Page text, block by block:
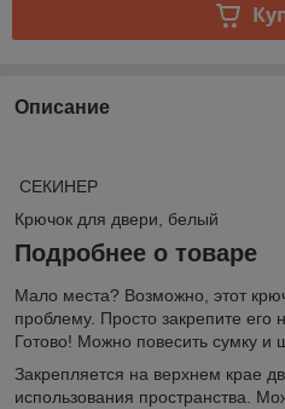
Описание
СЕКИНЕР
Крючок для двери, белый
Подробнее о товаре
Мало места? Возможно, этот
проблему. Просто закрепите его
Готово! Можно повесить сумку и
Закрепляется на верхнем крае
использования пространства.